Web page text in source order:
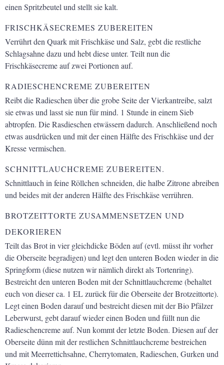
einen Spritzbeutel und stellt sie kalt.
FRISCHKÄSECREMES ZUBEREITEN
Verrührt den Quark mit Frischkäse und Salz, gebt die restliche
Schlagsahne dazu und hebt diese unter. Teilt nun die
Frischkäsecreme auf zwei Portionen auf.
RADIESCHENCREME ZUBEREITEN
Reibt die Radieschen über die grobe Seite der Vierkantreibe, salzt
sie etwas und lasst sie nun für mind. 1 Stunde in einem Sieb
abtropfen. Die Rasdieschen etwässern dadurch. Anschließend noch
etwas ausdrücken und mit der einen Hälfte des Frischkäse und der
Kresse vermischen.
SCHNITTLAUCHCREME ZUBEREITEN.
Schnittlauch in feine Röllchen schneiden, die halbe Zitrone abreiben
und beides mit der anderen Hälfte des Frischkäse verrühren.
BROTZEITTORTE ZUSAMMENSETZEN UND
DEKORIEREN
Teilt das Brot in vier gleichdicke Böden auf (evtl. müsst ihr vorher
die Oberseite begradigen) und legt den unteren Boden wieder in die
Springform (diese nutzen wir nämlich direkt als Tortenring).
Bestreicht den unteren Boden mit der Schnittlauchcreme (behaltet
euch von dieser ca. 1 EL zurück für die Oberseite der Brotzeittorte).
Legt einen Boden darauf und bestreicht diesen mit der Bio Pfälzer
Leberwurst, gebt darauf wieder einen Boden und füllt nun die
Radieschencreme auf. Nun kommt der letzte Boden. Diesen auf der
Oberseite dünn mit der restlichen Schnittlauchcreme bestreichen
und mit Meerrettichsahne, Cherrytomaten, Radieschen, Gurken und